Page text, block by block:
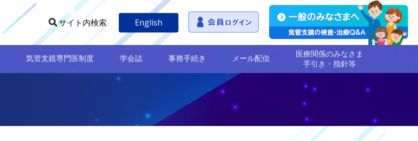
サイト内検索 English
気管支鏡専門医制度 学会誌 事務手続き メール配信
医療関係のみなさま
手引き・指針等